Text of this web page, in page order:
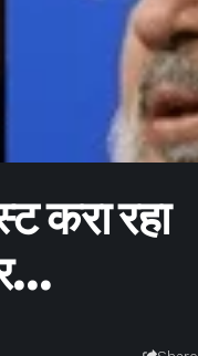
करा रहा